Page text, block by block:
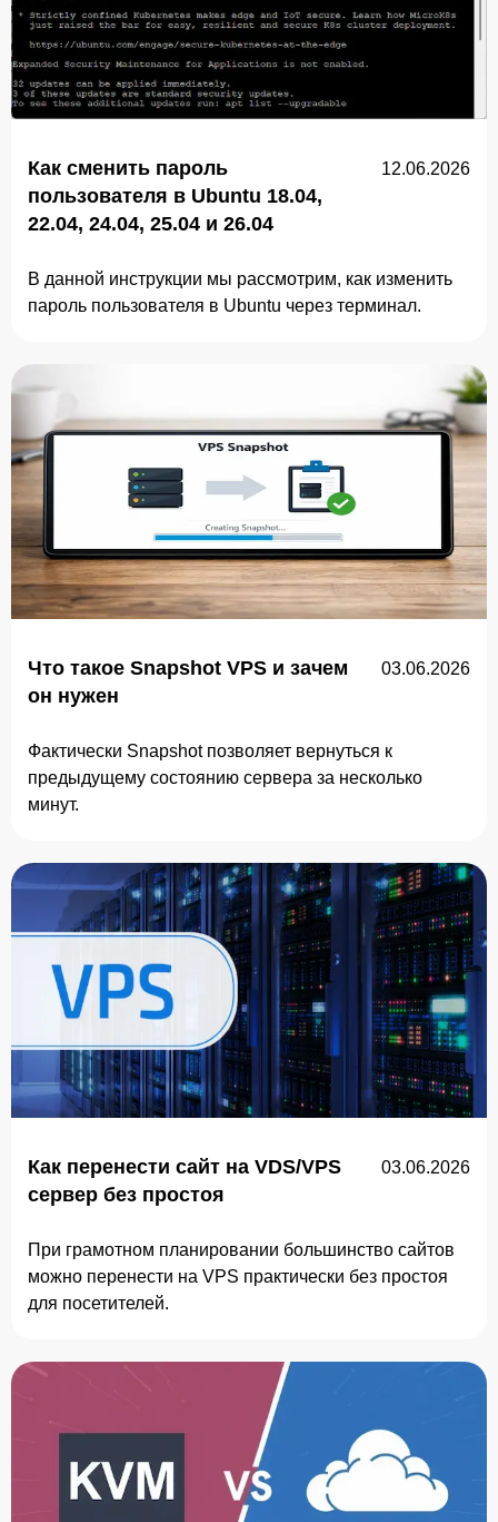
Как сменить пароль
пользователя в Ubuntu 18.04,
22.04, 24.04, 25.04 и 26.04
12.06.2026
В данной инструкции мы рассмотрим, как изменить
пароль пользователя в Ubuntu через терминал.
Что такое Snapshot VPS и зачем
он нужен
03.06.2026
Фактически Snapshot позволяет вернуться к
предыдущему состоянию сервера за несколько
минут.
Как перенести сайт на VDS/VPS
сервер без простоя
03.06.2026
При грамотном планировании большинство сайтов
можно перенести на VPS практически без простоя
для посетителей.